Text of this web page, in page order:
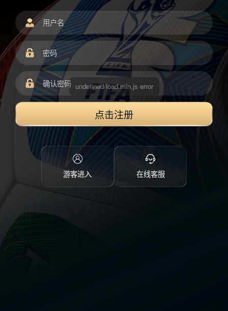
点击注册
游客进入 在线客服